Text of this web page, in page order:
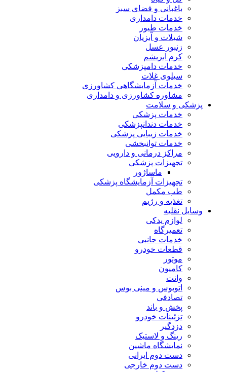
باغبانی و فضای سبز
خدمات دامداری
خدمات طیور
شیلات و آبزیان
زنبور عسل
کرم ابریشم
خدمات دامپزشکی
سیلوی غلات
خدمات آزمایشگاهی کشاورزی
مشاوره کشاورزی و دامداری
پزشکی و سلامت
خدمات پزشکی
خدمات دندانپزشکی
خدمات زیبایی پزشکی
خدمات توانبخشی
مراکز درمانی و دارویی
تجهیزات پزشکی
ماساژور
تجهیزات آزمایشگاه پزشکی
طب مکمل
تغذیه و رژیم
وسایل نقلیه
لوازم یدکی
تعمیرگاه
خدمات جانبی
قطعات خودرو
موتور
کامیون
وانت
اتوبوس و مینی بوس
تصادفی
پخش و باند
تزئینات خودرو
دزدگیر
رینگ و لاستیک
نمایشگاه ماشین
دست دوم ایرانی
دست دوم خارجی